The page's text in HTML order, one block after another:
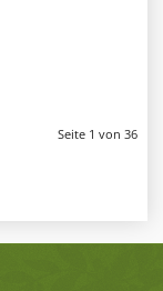
Seite 1 von 36